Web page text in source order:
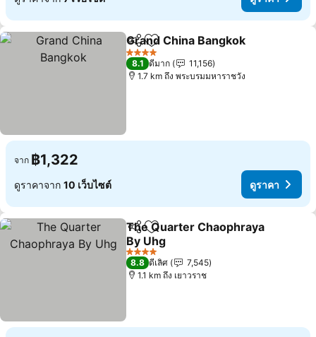
แชร์ เพิ่มในรายการโปรด
Grand China Bangkok
4 ดาว
8.1 ดีมาก
11,156
1.7 km ถึง พระบรมมหาราชวัง
จาก ฿1,322
ดูราคาจาก 10 เว็บไซต์ ดูราคา
แชร์ เพิ่มในรายการโปรด
The Quarter Chaophraya
By Uhg
4 ดาว
8.8 ดีเลิศ
7,545
1.1 km ถึง เยาวราช